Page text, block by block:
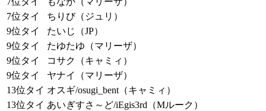
7位タイ
ちりび（ジュリ）
9位タイ
たいじ（JP）
9位タイ
たゆたゆ（マリーザ）
9位タイ
コサク（キャミィ）
9位タイ
ヤナイ（マリーザ）
13位タイ オスギ/osugi_bent（キャミィ）
13位タイ あいぎすさ～ど/iEgis3rd（Mルーク）